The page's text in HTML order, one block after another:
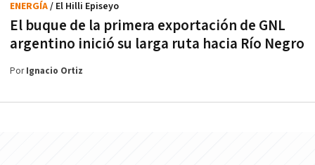
El buque de la primera exportación de GNL
argentino inició su larga ruta hacia Río Negro
ENERGÍA/ El Hilli Episeyo
PorIgnacio Ortiz